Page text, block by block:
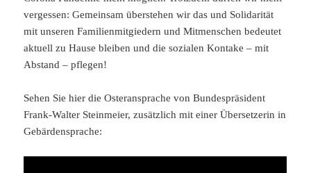
vergessen: Gemeinsam überstehen wir das und Solidarität
mit unseren Familienmitgiedern und Mitmenschen bedeutet
aktuell zu Hause bleiben und die sozialen Kontake – mit
Abstand – pflegen!
Sehen Sie hier die Osteransprache von Bundespräsident
Frank-Walter Steinmeier, zusätzlich mit einer Übersetzerin in
Gebärdensprache: